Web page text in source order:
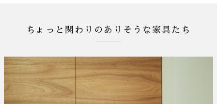
ちょっと関わりのありそうな家具たち